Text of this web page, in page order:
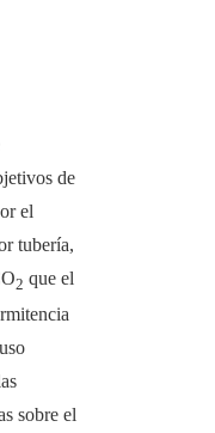
de
el
tubería,
2 que el
sobre el